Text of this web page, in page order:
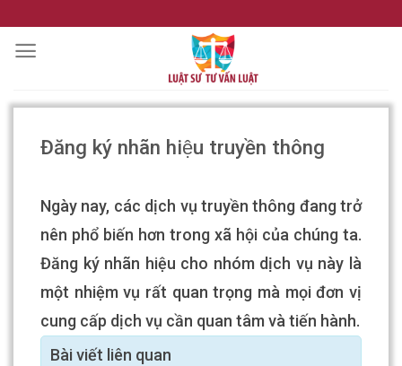
to
content
Đăng ký nhãn hiệu truyền thông
Ngày nay, các dịch vụ truyền thông đang trở
nên phổ biến hơn trong xã hội của chúng ta.
Đăng ký nhãn hiệu cho nhóm dịch vụ này là
một nhiệm vụ rất quan trọng mà mọi đơn vị
cung cấp dịch vụ cần quan tâm và tiến hành.
Bài viết liên quan